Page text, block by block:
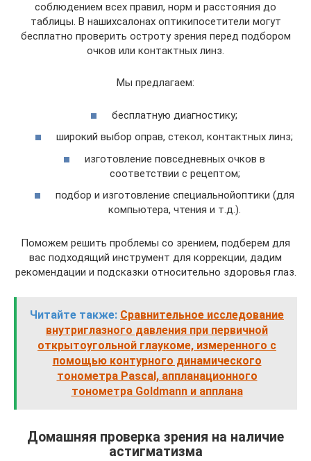
соблюдением всех правил, норм и расстояния до
таблицы. В нашихсалонах оптикипосетители могут
бесплатно проверить остроту зрения перед подбором
очков или контактных линз.
Мы предлагаем:
бесплатную диагностику;
широкий выбор оправ, стекол, контактных линз;
изготовление повседневных очков в
соответствии с рецептом;
подбор и изготовление специальнойоптики (для
компьютера, чтения и т.д.).
Поможем решить проблемы со зрением, подберем для
вас подходящий инструмент для коррекции, дадим
рекомендации и подсказки относительно здоровья глаз.
Читайте также: Сравнительное исследование
внутриглазного давления при первичной
открытоугольной глаукоме, измеренного с
помощью контурного динамического
тонометра Pascal, аппланационного
тонометра Goldmann и апплана
Домашняя проверка зрения на наличие
астигматизма